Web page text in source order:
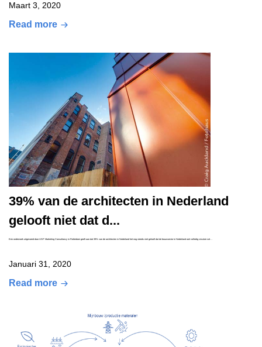
Maart 3, 2020
Read more
39% van de architecten in Nederland
gelooft niet dat d...
Een onderzoek uitgevoerd door USP Marketing Consultancy in Rotterdam geeft aan dat 39% van de architecten in Nederland het nog steeds niet gelooft dat de bouwsector in Nederland ooit volledig circulair zal…
Januari 31, 2020
Read more